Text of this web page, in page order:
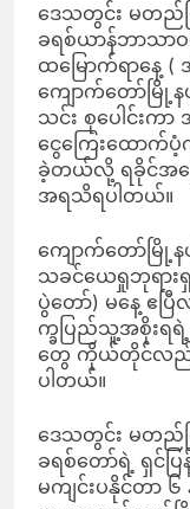
ဒေသတွင်း မတည်င
ခရစ်ယာန်ဘာသာ
ထမြောက်ရာနေ့
ကျောက်တော်မြို့
သင်း စုပေါင်းက
ငွေကြေးထောက်
ခဲ့တယ်လို့ ရခိုင်အခ
အရသိရပါတယ်။
ကျောက်တော်မြို့
သခင်ယေရှုဘုရားရှ
ပွဲတော်) မနေ့ ဧပြီ
က္ခပြည်သူ့အစိုး
တွေ ကိုယ်တိုင်လည်
ပါတယ်။
ဒေသတွင်း မတည်
ခရစ်တော်ရဲ့ ရှင်ပ
မကျင်းပနိုင်တာ ၆